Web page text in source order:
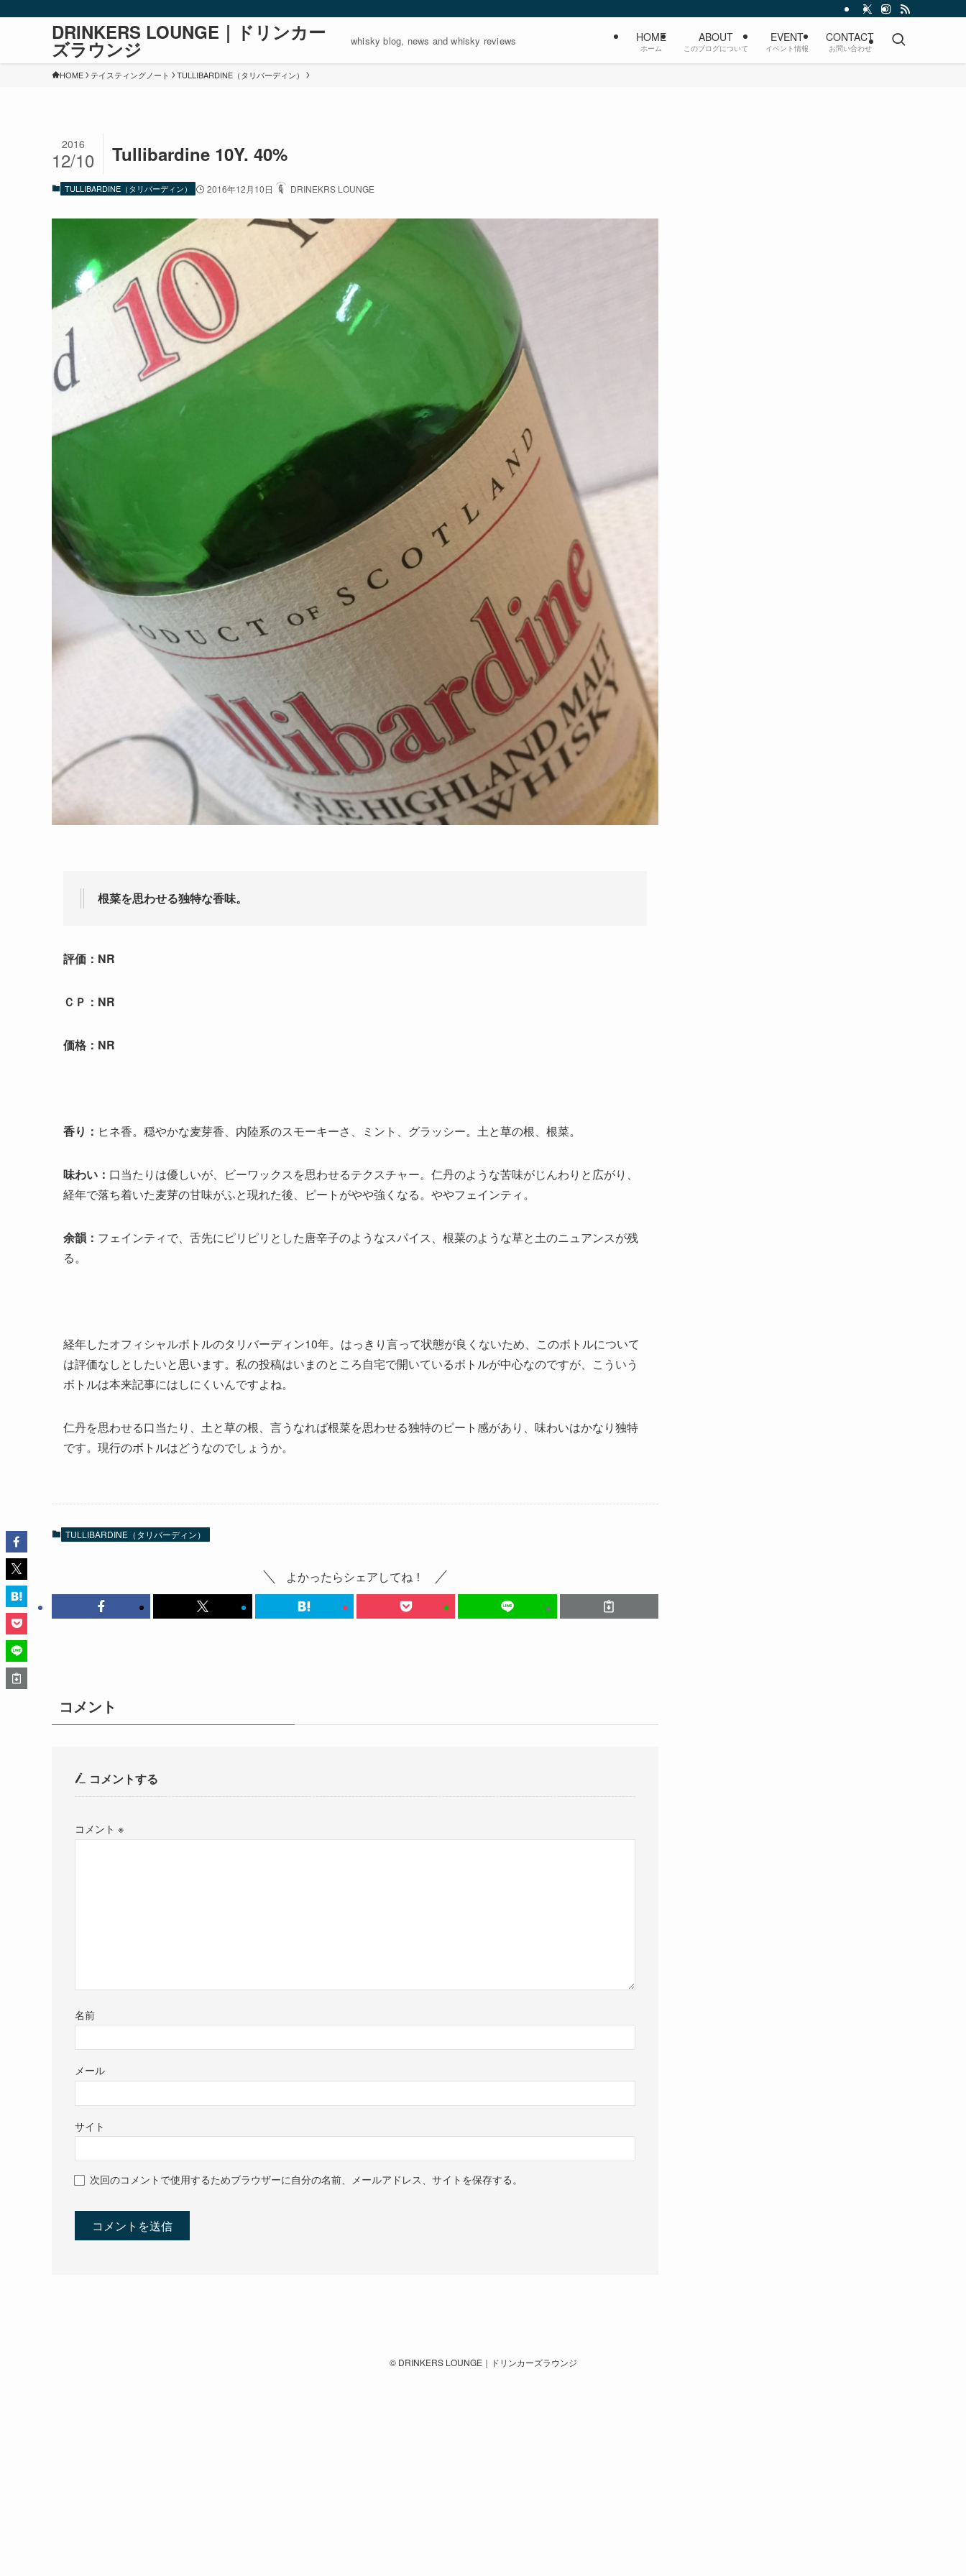
DRINKERS LOUNGE｜ドリンカー
ズラウンジ whisky blog, news and whisky reviews HOME
ホーム
ABOUT
このブログについて
EVENT
イベント情報
CONTACT
お問い合わせ
HOME テイスティングノート TULLIBARDINE（タリバーディン）
Tullibardine 10Y. 40%
2016
12/10
TULLIBARDINE（タリバーディン） 2016年12月10日 DRINEKRS LOUNGE
根菜を思わせる独特な香味。
評価：NR
ＣＰ：NR
価格：NR
香り： ヒネ香。穏やかな麦芽香、内陸系のスモーキーさ、ミント、グラッシー。土と草の根、根菜。
味わい： 口当たりは優しいが、ビーワックスを思わせるテクスチャー。仁丹のような苦味がじんわりと広がり、
経年で落ち着いた麦芽の甘味がふと現れた後、ピートがやや強くなる。ややフェインティ。
余韻： フェインティで、舌先にピリピリとした唐辛子のようなスパイス、根菜のような草と土のニュアンスが残
る。
経年したオフィシャルボトルのタリバーディン10年。はっきり言って状態が良くないため、このボトルについて
は評価なしとしたいと思います。私の投稿はいまのところ自宅で開いているボトルが中心なのですが、こういう
ボトルは本来記事にはしにくいんですよね。
仁丹を思わせる口当たり、土と草の根、言うなれば根菜を思わせる独特のピート感があり、味わいはかなり独特
です。現行のボトルはどうなのでしょうか。
TULLIBARDINE（タリバーディン）
よかったらシェアしてね！
コメント
コメントする
コメント ※
名前
メール
サイト
次回のコメントで使用するためブラウザーに自分の名前、メールアドレス、サイトを保存する。
©DRINKERS LOUNGE｜ドリンカーズラウンジ